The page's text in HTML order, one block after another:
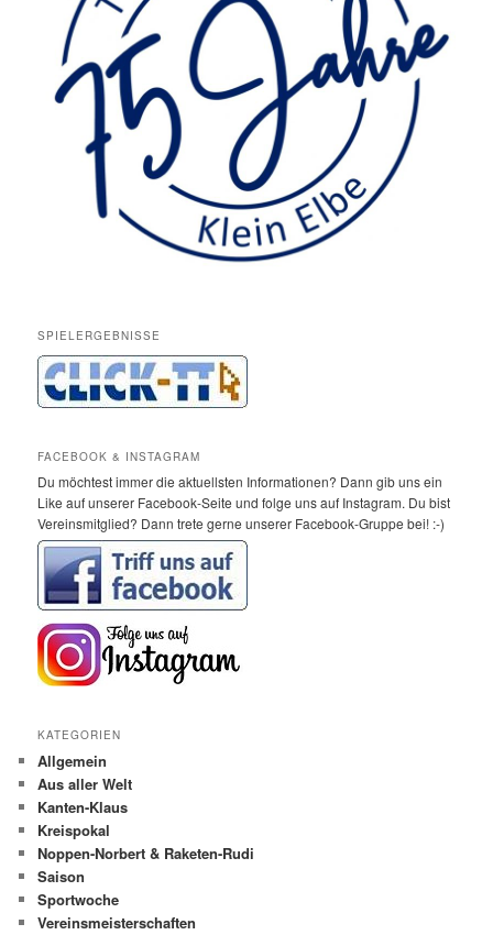
SPIELERGEBNISSE
FACEBOOK & INSTAGRAM
Du möchtest immer die aktuellsten Informationen? Dann gib uns ein
Like auf unserer Facebook-Seite und folge uns auf Instagram. Du bist
Vereinsmitglied? Dann trete gerne unserer Facebook-Gruppe bei! :-)
KATEGORIEN
Allgemein
Aus aller Welt
Kanten-Klaus
Kreispokal
Noppen-Norbert & Raketen-Rudi
Saison
Sportwoche
Vereinsmeisterschaften